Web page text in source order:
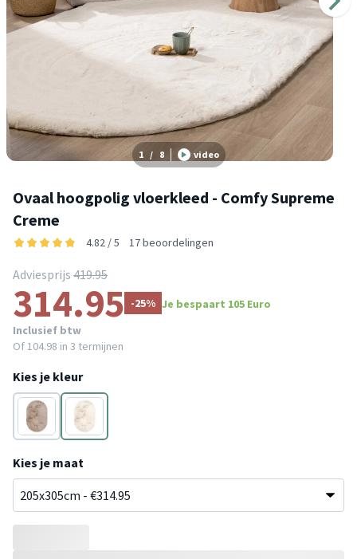
1 / 8 video
Ovaal hoogpolig vloerkleed - Comfy Supreme
Creme
4.82 / 5 17 beoordelingen
Adviesprijs 419.95
314.95 -25% Je bespaart 105 Euro
Inclusief btw
Of 104.98 in 3 termijnen
Kies je kleur
Taupe
Crème
Kies je maat